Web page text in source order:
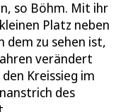
so Böhm. Mit ihr
Platz neben
dem zu sehen ist,
verändert
Kreissieg im
des